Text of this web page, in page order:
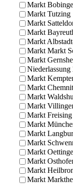
Markt
Markt Tutzing
Markt
Markt
Markt
Markt Markt
Markt
Niederlassung
Markt
Markt
Markt
Markt
Markt
Markt
Markt
Markt
Markt
Markt
Markt
Markt